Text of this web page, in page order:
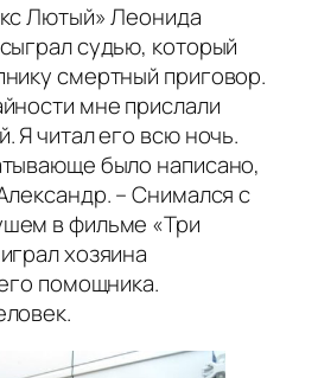
Лютый» Леонида
судью, который
смертный приговор.
мне прислали
Я читал его всю ночь.
было написано,
– Снимался с
в фильме «Три
хозяина
помощника.